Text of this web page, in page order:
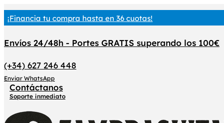
¡Financia tu compra hasta en 36 cuotas!
Envíos 24/48h - Portes GRATIS superando los 100€
(+34) 627 246 448
Enviar WhatsApp
Contáctanos
Soporte inmediato